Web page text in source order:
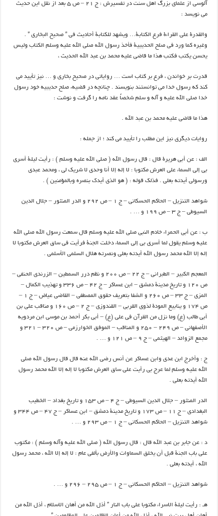
آلوسي از علماي بزرگ اهل سنت در تفسيرش : ج ۲۱ – ص ۵ بعد از نقل اين حديث
مي نويسد :
والقدرة علي القراءة فرع الكتابة… ويشهد للكتابة أحاديث في ” صحيح البخاري ” .
وغيره كما ورد في صلح الحديبية فأخذ رسول الله صلي الله عليه وسلم الكتاب وليس
يحسن يكتب فكتب هذا ما قاضي عليه محمد بن عبد الله الحديث ،
قدرت بر خواندن ، فرع بر كتاب است … رواياتي در صحيح بخاري و … نيز تأييد مي
كند كه رسول خدا مي توانستند بنويسند . چنانچه در قضيهء صلح حديبيه خود رسول
خدا صلي الله عليه و آله و سلم شخصاً عقد نامه را گرفت و نوشت :
هذا ما قاضي عليه محمد بن عبد الله .
روايات ديگري نيز اين مطلب را تأييد مي كند ؛ از جمله :
الف : عن أبي هريرة قال : قال رسول الله ( صلي الله عليه وسلم ) : رأيت ليلة أسري
بي إلي السماء علي العرش مكتوبا : لا إله إلا أنا وحدي لا شريك لي ، ومحمد عبدي
ورسولي أيدته بعلي . فذلك قوله : ( هو الذي أيدك بنصره وبالمؤمنين ) .
شواهد التنزيل – الحاكم الحسكاني – ج ۱ – ص ۲۹۲ و الدر المنثور – جلال الدين
السيوطي – ج ۳ – ص ۱۹۹ و … .
ب : عن أبي الحمراء خادم النبي صلي الله عليه وسلم قال سمعت رسول الله صلي الله
عليه وسلم يقول لما أسري بي إلي السماء دخلت الجنة فرأيت في ساق العرش مكتوبا لا
إله إلا الله محمد رسول الله أيدته بعلي ونصرته هلال السلمي الأسلمي .
المعجم الكبير – الطبراني – ج ۲۲ – ص ۲۰۰ و نظم درر السمطين – الزرندي الحنفي –
ص ۱۲۰ و تاريخ مدينة دمشق – ابن عساكر – ج ۴۲ – ص ۳۳۶ و تهذيب الكمال –
المزي – ج ۳۳ – ص ۲۶۰ و الشفا بتعريف حقوق المصطفي – القاضي عياض – ج ۱ –
ص ۱۷۴ و ينابيع المودة لذوي القربي – القندوزي – ج ۲ – ص ۱۶۰ و مناقب علي بن
أبي طالب (ع) وما نزل من القرآن في علي (ع) – أبي بكر أحمد بن موسي ابن مردويه
الأصفهاني – ص ۲۴۹ – ۲۵۰ و المناقب – الموفق الخوارزمي – ص ۳۲۰ – ۳۲۱ و
مجمع الزوائد – الهيثمي – ج ۹ – ص ۱۲۱ و … .
ج : وأخرج ابن عدي وابن عساكر عن أنس رضي الله عنه قال قال رسول الله صلي
الله عليه وسلم لما عرج بي رأيت علي ساق العرش مكتوبا لا إله إلا الله محمد رسول
الله أيدته بعلي .
الدر المنثور – جلال الدين السيوطي – ج ۴ – ص ۱۵۳ و تاريخ بغداد – الخطيب
البغدادي – ج ۱۱ – ص ۱۷۳ و تاريخ مدينة دمشق – ابن عساكر – ج ۴۷ – ص ۳۴۴ و
شواهد التنزيل – الحاكم الحسكاني – ج ۱ – ص ۲۹۳ و … .
د : عن جابر بن عبد الله قال : قال رسول الله ( صلي الله عليه وآله وسلم ) : مكتوب
علي باب الجنة قبل أن يخلق السماوات والأرض بألفي عام : لا إله إلا الله ، محمد رسول
الله ، أيدته بعلي .
شواهد التنزيل – الحاكم الحسكاني – ج ۱ – ص ۲۹۵ – ۲۹۶ و … .
هـ : رأيت ليلة الاسراء مكتوبا علي باب النار ” أذل الله من أهان الاسلام ، أذل الله من